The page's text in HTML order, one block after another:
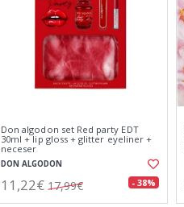
Don algodon set Red party EDT
30ml + lip gloss + glitter eyeliner +
neceser
DON ALGODON
11,22€ 17,99€ - 38%